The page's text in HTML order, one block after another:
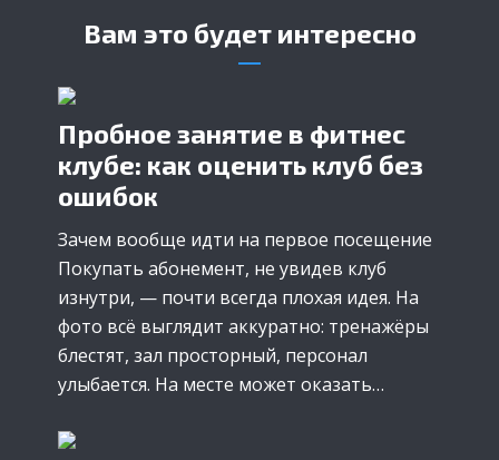
Вам это будет интересно
Пробное занятие в фитнес
клубе: как оценить клуб без
ошибок
Зачем вообще идти на первое посещение
Покупать абонемент, не увидев клуб
изнутри, — почти всегда плохая идея. На
фото всё выглядит аккуратно: тренажёры
блестят, зал просторный, персонал
улыбается. На месте может оказать…